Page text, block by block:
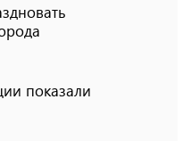
показали